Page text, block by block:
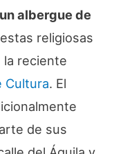
albergue de
religiosas
la reciente
Cultura. El
de sus